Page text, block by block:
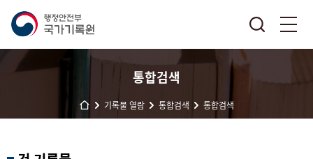
통합검색
기록물 열람 통합검색 통합검색